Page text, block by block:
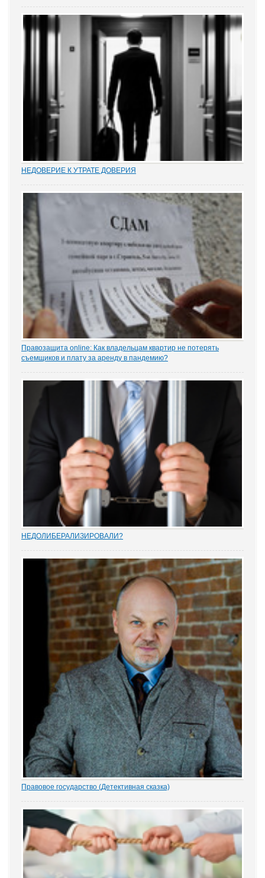
расследования «Пермский захват». Владелец сети заправок...
НЕДОВЕРИЕ К УТРАТЕ ДОВЕРИЯ
(п. 7.1 ч. 1 ст. 81 ТК РФ) появилась в Трудовом кодексе в 2012 году
в ходе совершенствования...
Правозащита online: Как владельцам квартир не потерять
съемщиков и плату за аренду в пандемию?
юрисконсульт проектов судебной практики Ольга Старых.
НEДОЛИБЕРАЛИЗИРОВАЛИ?
защищает частную собственность. Данные декабрьского опроса
привел портал Право.ру. Более...
Правовое государство (Детективная сказка)
Добрыня исподлобья бросил на Воеводу удивлённый взгляд.
- Я был...